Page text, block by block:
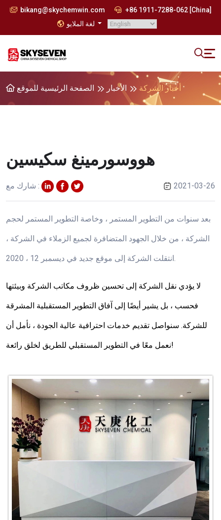
bikang@skychemwin.com
+86 1911-7288-062 [China]
الصفحة الرئيسية للموقع الأخبار أخبار الشركة
هووسورمينغ سكيسين
شارك مع : 2021-03-26
بعد سنوات من التطوير المستمر ، وخاصة التطوير المستمر لحجم
الشركة ، من خلال الجهود المتضافرة لجميع الزملاء في الشركة ،
انتقلت الشركة إلى موقع جديد في ديسمبر 12 ، 2020.
لا يؤدي نقل الشركة إلى تحسين ظروف مكاتب الشركة وبيئتها
فحسب ، بل يشير أيضًا إلى آفاق التطوير المستقبلية المشرقة
للشركة. سنواصل تقديم خدمات احترافية عالية الجودة ، نأمل أن
نعمل معًا في التطوير المستقبلي للطريق لخلق رائعة!